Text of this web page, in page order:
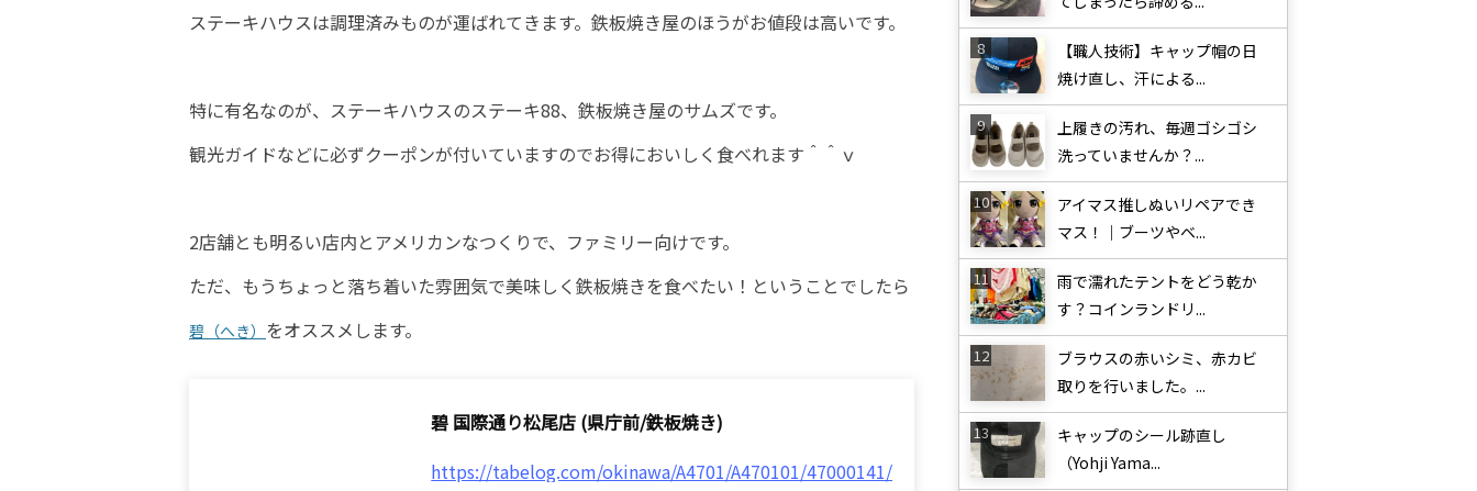
ステーキハウスは調理済みものが運ばれてきます。鉄板焼き屋のほうがお値段は高いです。
特に有名なのが、ステーキハウスのステーキ88、鉄板焼き屋のサムズです。
観光ガイドなどに必ずクーポンが付いていますのでお得においしく食べれます＾＾ｖ
2店舗とも明るい店内とアメリカンなつくりで、ファミリー向けです。
ただ、もうちょっと落ち着いた雰囲気で美味しく鉄板焼きを食べたい！ということでしたら
碧（へき） をオススメします。
碧 国際通り松尾店 (県庁前/鉄板焼き)
https://tabelog.com/okinawa/A4701/A470101/47000141/
【職人技術】キャップ帽の日
焼け直し、汗による...
上履きの汚れ、毎週ゴシゴシ
洗っていませんか？...
アイマス推しぬいリペアでき
マス！｜ブーツやベ...
雨で濡れたテントをどう乾か
す？コインランドリ...
ブラウスの赤いシミ、赤カビ
取りを行いました。...
キャップのシール跡直し
（Yohji Yama...